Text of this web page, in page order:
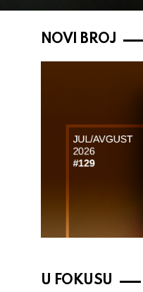
NOVI BROJ
U FOKUSU